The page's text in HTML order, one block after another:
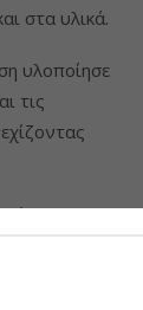
στα υλικά.
υλοποίησε
τις
πνοή και
γένει